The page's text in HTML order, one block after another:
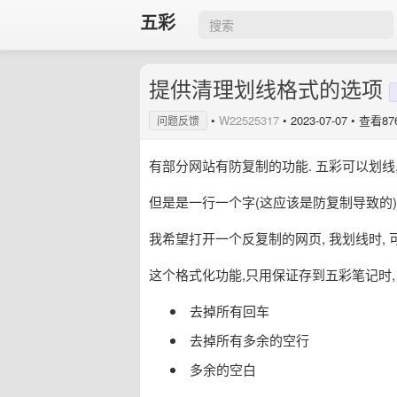
五彩
提供清理划线格式的选项
问题反馈 • W22525317 • 2023-07-07 • 查看
有部分网站有防复制的功能. 五彩可以划
但是是一行一个字(这应该是防复制导致的
我希望打开一个反复制的网页, 我划线时,
这个格式化功能,只用保证存到五彩笔记
去掉所有回车
去掉所有多余的空行
多余的空白